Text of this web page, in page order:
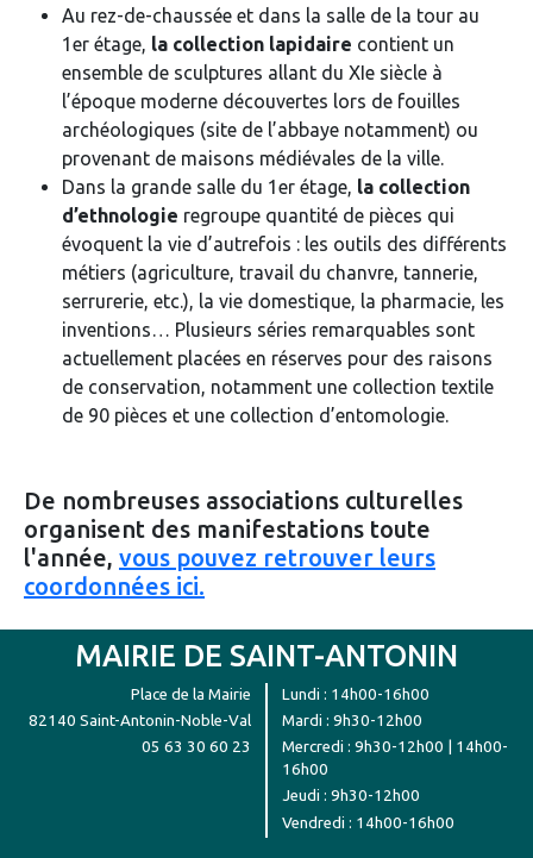
Au rez-de-chaussée et dans la salle de la tour au
1er étage, la collection lapidaire contient un
ensemble de sculptures allant du XIe siècle à
l’époque moderne découvertes lors de fouilles
archéologiques (site de l’abbaye notamment) ou
provenant de maisons médiévales de la ville.
Dans la grande salle du 1er étage, la collection
d’ethnologie regroupe quantité de pièces qui
évoquent la vie d’autrefois : les outils des différents
métiers (agriculture, travail du chanvre, tannerie,
serrurerie, etc.), la vie domestique, la pharmacie, les
inventions… Plusieurs séries remarquables sont
actuellement placées en réserves pour des raisons
de conservation, notamment une collection textile
de 90 pièces et une collection d’entomologie.
De nombreuses associations culturelles
organisent des manifestations toute
l'année, vous pouvez retrouver leurs
coordonnées ici.
MAIRIE DE SAINT-ANTONIN
Place de la Mairie
82140 Saint-Antonin-Noble-Val
05 63 30 60 23
Lundi : 14h00-16h00
Mardi : 9h30-12h00
Mercredi : 9h30-12h00 | 14h00-
16h00
Jeudi : 9h30-12h00
Vendredi : 14h00-16h00